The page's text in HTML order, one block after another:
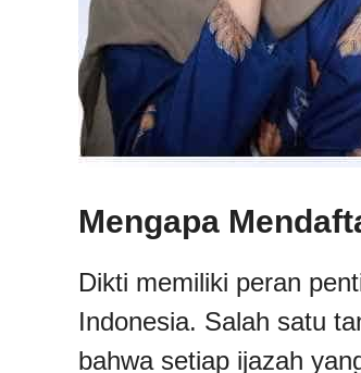
Mengapa
Dikti memiliki peran
Indonesia. Salah satu
bahwa setiap ijazah